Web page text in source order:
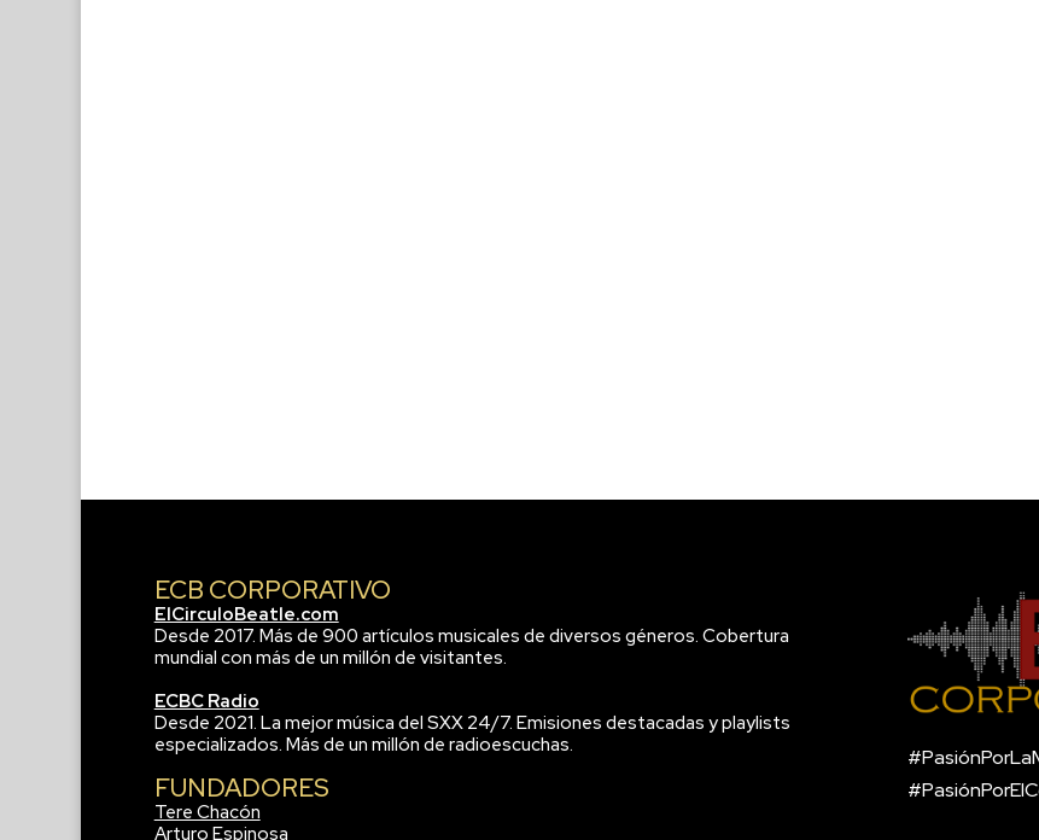
ECB CORPORATIVO
ElCirculoBeatle.com
Desde 2017. Más de 900 artículos musicales de diversos géneros. Cobertura
mundial con más de un millón de visitantes.
ECBC Radio
Desde 2021. La mejor música del SXX 24/7. Emisiones destacadas y playlists
especializados. Más de un millón de radioescuchas.
FUNDADORES
Tere Chacón
Arturo Espinosa